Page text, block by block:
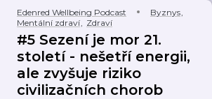
Edenred Wellbeing Podcast Byznys,
Mentální zdraví, Zdraví
#5 Sezení je mor 21.
století - nešetří energii,
ale zvyšuje riziko
civilizačních chorob